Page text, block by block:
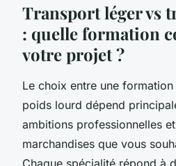
Transport léger vs
: quelle formation
votre projet ?
Le choix entre une
poids lourd dépend
ambitions professionnelles
marchandises que vous
Chaque spécialité répond à